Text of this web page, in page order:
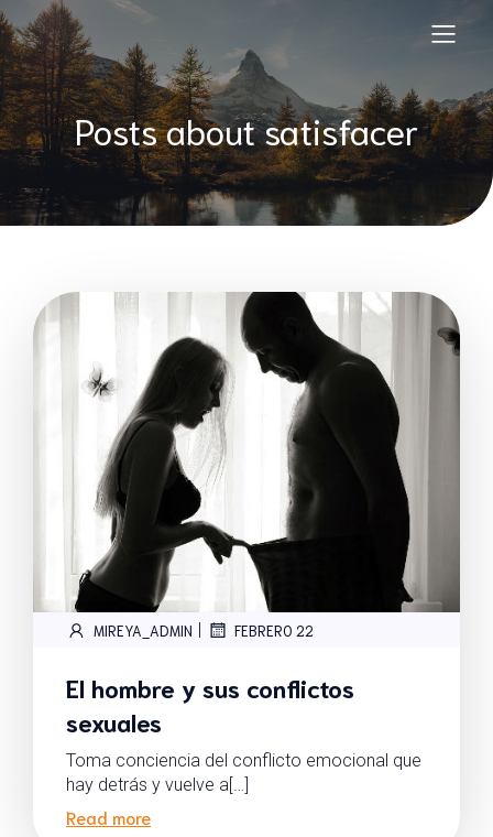
Posts about satisfacer
MIREYA_ADMIN | FEBRERO 22
El hombre y sus conflictos
sexuales
Toma conciencia del conflicto emocional que
hay detrás y vuelve a[…]
Read more